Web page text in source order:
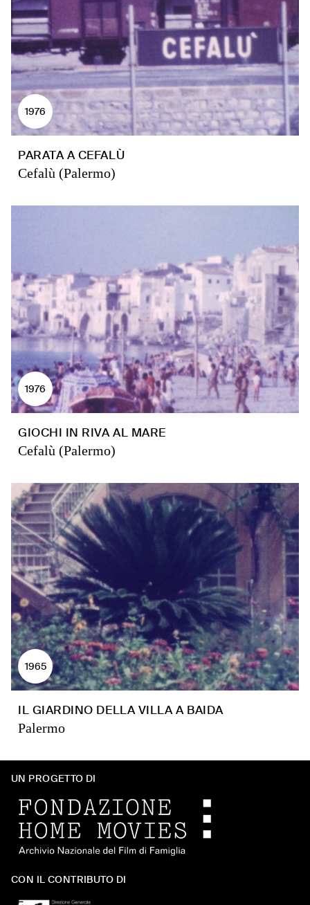
1976
PARATA A CEFALÙ
Cefalù (Palermo)
1976
GIOCHI IN RIVA AL MARE
Cefalù (Palermo)
1965
IL GIARDINO DELLA VILLA A BAIDA
Palermo
UN PROGETTO DI
CON IL CONTRIBUTO DI